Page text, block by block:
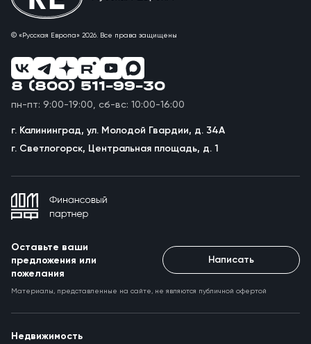
© «Русская Европа» 2026. Все права защищены
8 (800) 511-99-30
пн-пт: 9:00-19:00, сб-вс: 10:00-16:00
г. Калининград, ул. Молодой Гвардии, д. 34А
г. Светлогорск, Центральная площадь, д. 1
Оставьте ваши
предложения или
пожелания
Написать
Материалы, представленные на сайте, не являются публичной офертой
Недвижимость